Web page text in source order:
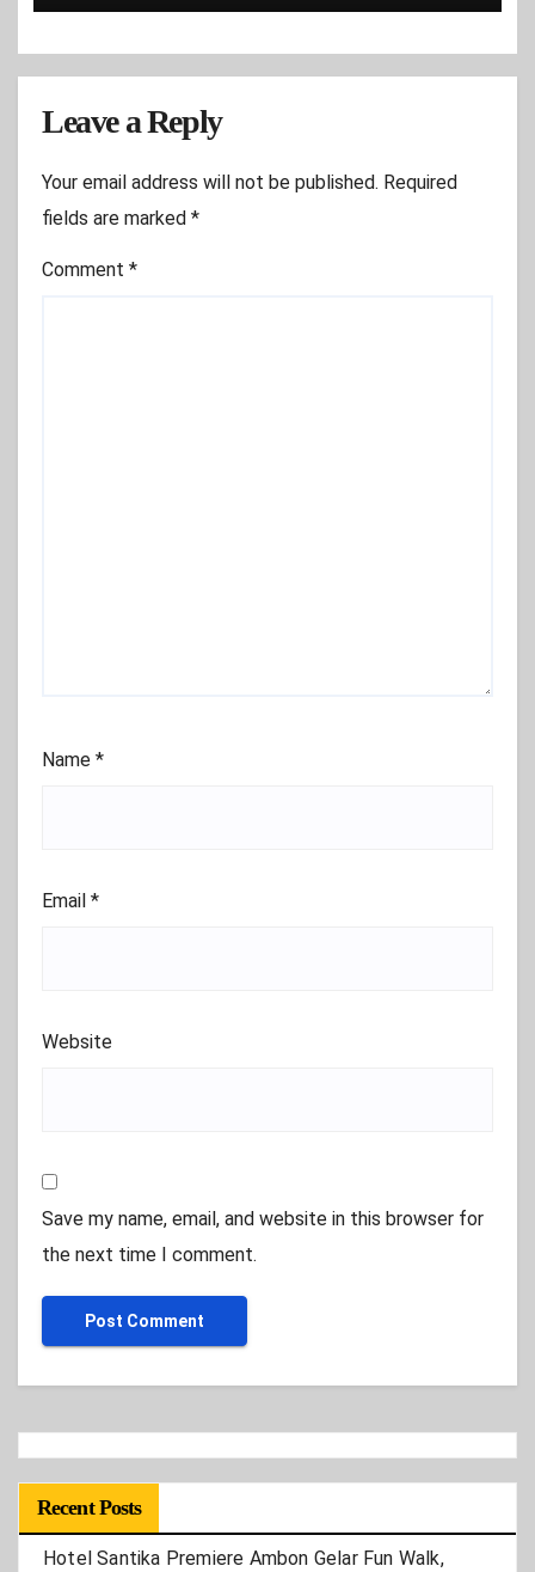
Leave a Reply
Your email address will not be published. Required
fields are marked *
Comment *
Name *
Email *
Website
Save my name, email, and website in this browser for
the next time I comment.
Recent Posts
Hotel Santika Premiere Ambon Gelar Fun Walk,